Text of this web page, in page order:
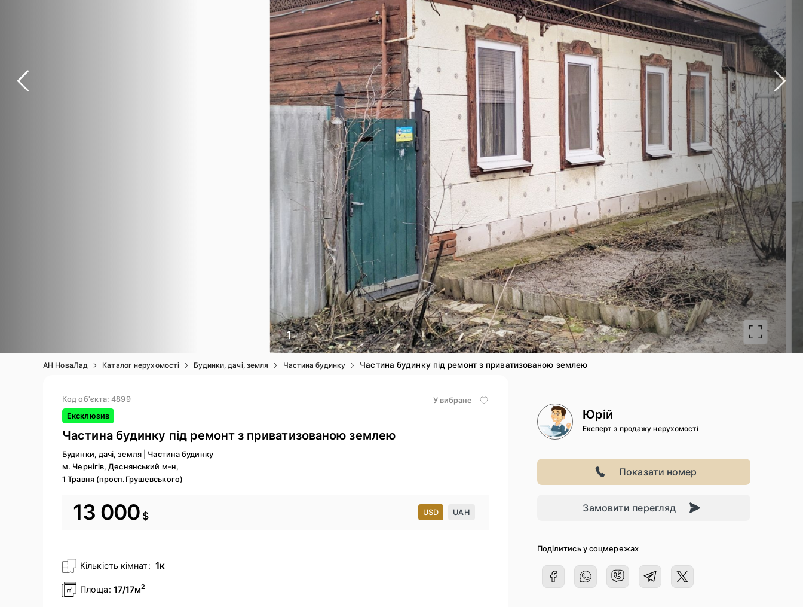
1/ 6
АН НоваЛад Каталог нерухомості Будинки, дачі, земля Частина будинку Частина будинку під ремонт з приватизованою землею
Код об'єкта: 4899
У вибране
Ексклюзив
Частина будинку під ремонт з приватизованою землею
Будинки, дачі, земля
Частина будинку
м. Чернігів, Деснянський м-н,
1 Травня (просп.Грушевського)
13 000 $ USD UAH
Кількість кімнат: 1к
Площа: 17/17м2
Юрій
Експерт з продажу нерухомості
Показати номер
Замовити перегляд
Поділитись у соцмережах